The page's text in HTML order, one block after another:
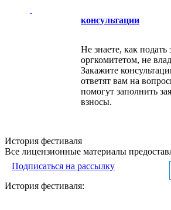
консультации
Не знаете, как подать
оргкомитетом, не
Закажите
ответят вам на
помогут заполнить
взносы.
История фестиваля
Все лицензионные материалы
Подписаться на рассылку
История фестиваля: